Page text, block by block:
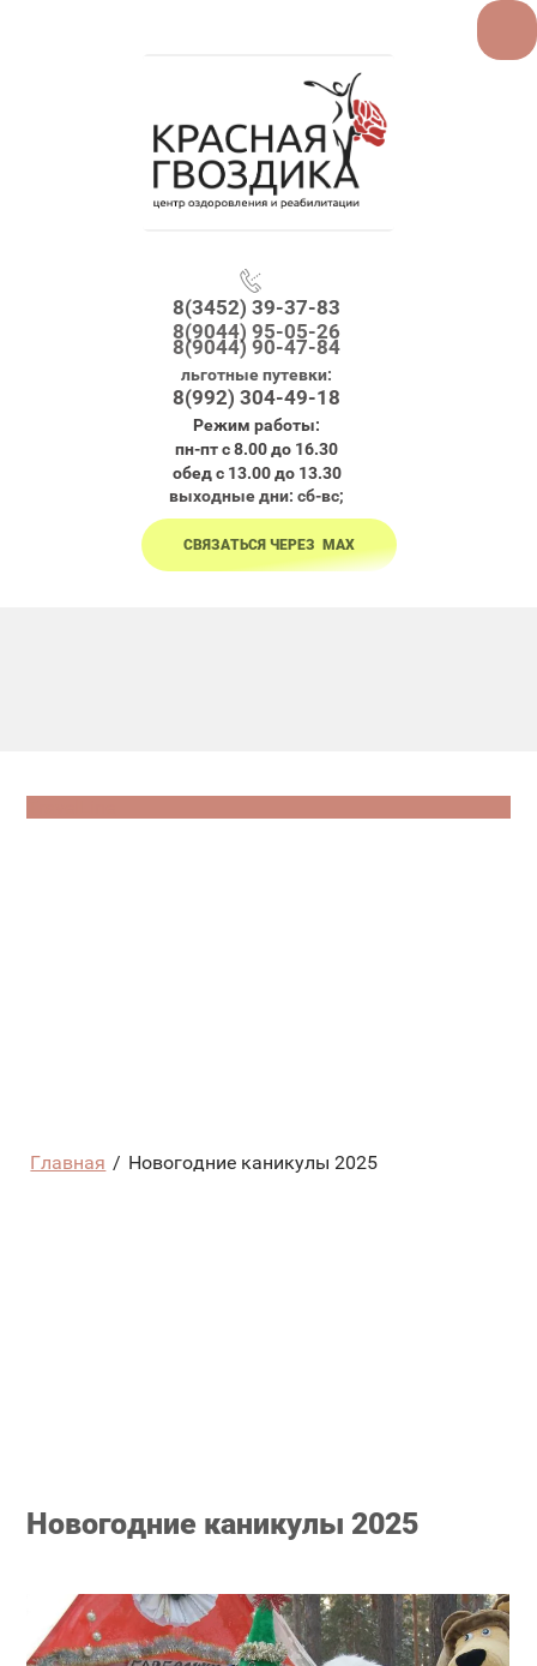
Главная / Новогодние каникулы 2025
Новогодние каникулы 2025
8(3452) 39-37-83
8(9044) 95-05-26
8(9044) 90-47-84
льготные путевки:
8(992) 304-49-18
Режим работы:
пн-пт с 8.00 до 16.30
обед с 13.00 до 13.30
выходные дни: сб-вс;
СВЯЗАТЬСЯ ЧЕРЕЗ МАХ